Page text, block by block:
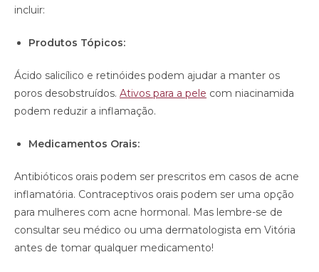
incluir:
Produtos Tópicos:
Ácido salicílico e retinóides podem ajudar a manter os
poros desobstruídos. Ativos para a pele com niacinamida
podem reduzir a inflamação.
Medicamentos Orais:
Antibióticos orais podem ser prescritos em casos de acne
inflamatória. Contraceptivos orais podem ser uma opção
para mulheres com acne hormonal. Mas lembre-se de
consultar seu médico ou uma dermatologista em Vitória
antes de tomar qualquer medicamento!